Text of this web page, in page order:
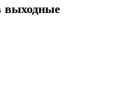
выходные